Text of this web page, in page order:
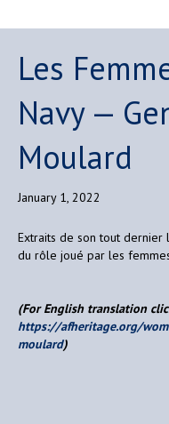
Les
Navy —
Moulard
January 1, 2022
Extraits de son tout dernier
du rôle joué par les
(For English translation
https://afheritage.org/
moulard)